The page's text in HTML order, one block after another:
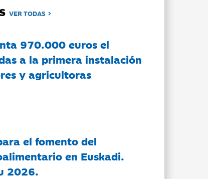
VER TODAS
970.000 euros el
a la primera instalación
y agricultoras
el fomento del
en Euskadi.
2026.